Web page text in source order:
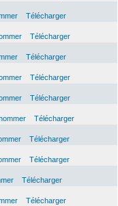
Télécharger
Télécharger
Télécharger
Télécharger
Télécharger
Télécharger
Télécharger
Télécharger
Télécharger
Télécharger